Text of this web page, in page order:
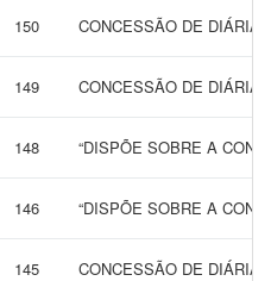
150 CONCESSÃO DE
149 CONCESSÃO DE
148 “DISPÕE SOBRE A
146 “DISPÕE SOBRE A
145 CONCESSÃO DE